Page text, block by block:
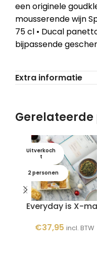
een originele
mousserende wijn
75 cl • Ducal
bijpassende
Extra informatie
Uitverkoch
t
2 personen
Everyday is X-
€37,95 incl. BTW